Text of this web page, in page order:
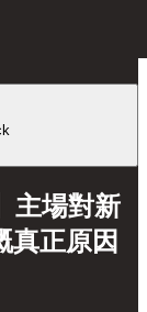
主場對新
真正原因